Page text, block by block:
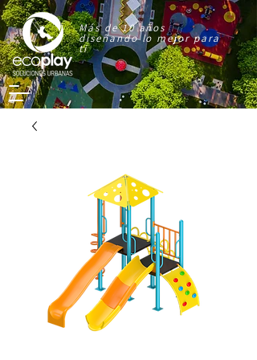
Más de 10 años
diseñando lo mejor para
ti